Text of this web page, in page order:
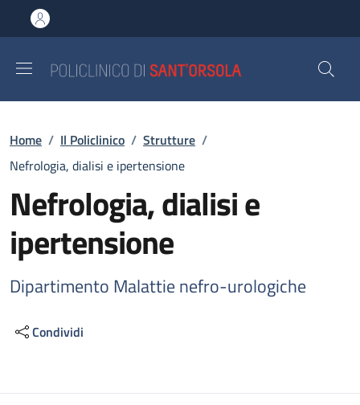
al contenuto principale
to footer content
Briciole di pane
Home / Il Policlinico / Strutture /
Nefrologia, dialisi e ipertensione
Nefrologia, dialisi e
ipertensione
Dipartimento Malattie nefro-urologiche
Condividi